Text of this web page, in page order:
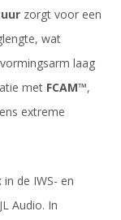
zorgt voor een
wat
laag
met FCAM™,
extreme
de IWS- en
Audio. In